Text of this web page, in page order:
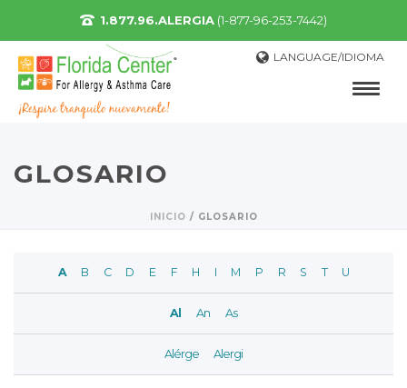
1.877.96.ALERGIA (1-877-96-253-7442)
LANGUAGE/IDIOMA
GLOSARIO
INICIO / GLOSARIO
A B C D E F H I M P R S T U
Al An As
Alérge Alergi